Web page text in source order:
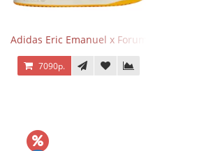
Adidas Eric Emanuel x Forum 84 High
7090р.